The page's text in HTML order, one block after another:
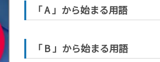
「 A 」から始まる用語
「 B 」から始まる用語